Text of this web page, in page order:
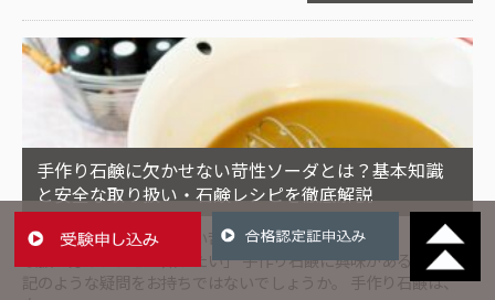
手作り石鹸に欠かせない苛性ソーダとは？基本知識
と安全な取り扱い・石鹸レシピを徹底解説
「手作り石鹸に欠かせない苛性ソーダってなんだろう」 「安全な
取扱い方やレシピが知りたい」 手作り石鹸に興味がある方は上
記のような疑問をお持ちではないでしょうか。 手作り石鹸は、